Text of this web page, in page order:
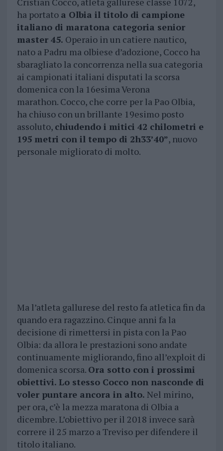
ha portato a Olbia il titolo di campione
italiano di maratona categoria senior
master 45. Operaio in un catiere nautico,
nato a Padru ma olbiese d’adozione, Cocco ha
sbaragliato la concorrenza nella sua categoria
ai campionati italiani disputati la scorsa
domenica con la 16esima Verona
marathon. Cocco, che corre per la Pao Olbia,
ha chiuso con un brillante 19esimo posto
assoluto, chiudendo i mitici 42 chilometri e
195 metri con il tempo di 2h33’40”, nuovo
personale migliorato di molto.
Ma l’atleta gallurese del resto fa atletica fin da
quando era ragazzino. Cinque anni fa la
decisione di rimettersi in pista con la Pao
Olbia: da allora le prestazioni sono andate
continuamente migliorando, fino all’exploit di
domenica scorsa. Ora sotto con i prossimi
obiettivi. Lo stesso Cocco non nasconde di
voler puntare ancora in alto. Nel mirino,
per ora, c’è la mezza maratona di Olbia a
dicembre. L’obiettivo per il 2018 invece sarà
correre il 25 marzo a Treviso per difendere il
titolo italiano.